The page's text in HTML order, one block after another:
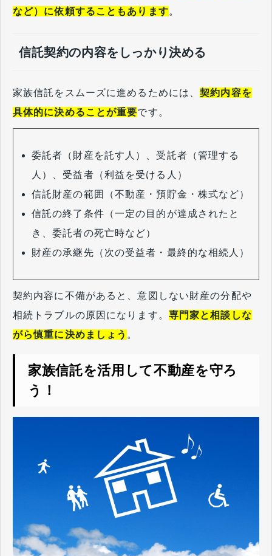
など）に依頼することもあります。
信託契約の内容をしっかり決める
家族信託をスムーズに進めるためには、契約内容を
具体的に決めることが重要です。
委託者（財産を託す人）、受託者（管理する
人）、受益者（利益を受ける人）
信託財産の範囲（不動産・預貯金・株式など）
信託の終了条件（一定の目的が達成されたと
き、委託者の死亡時など）
財産の承継先（次の受益者・最終的な相続人）
契約内容に不備があると、意図しない財産の分配や
相続トラブルの原因になります。 専門家と相談しな
がら慎重に決めましょう 。
家族信託を活用して不動産を守ろ
う！